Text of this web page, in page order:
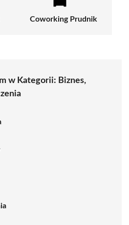
Coworking Prudnik
w Kategorii: Biznes,